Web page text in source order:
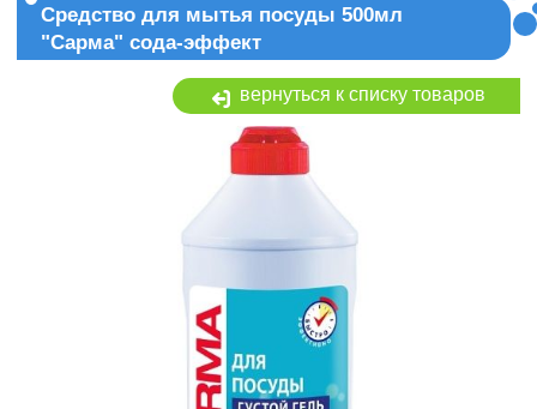
Средство для мытья посуды 500мл
"Сарма" сода-эффект
вернуться к списку товаров